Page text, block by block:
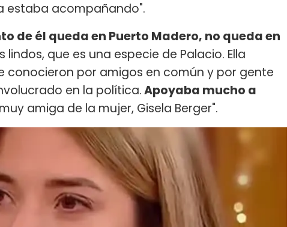
estaba acompañando".
de él queda en Puerto Madero, no queda en
lindos, que es una especie de Palacio. Ella
conocieron por amigos en común y por gente
en la política.Apoyaba mucho a
amiga de la mujer, Gisela Berger".